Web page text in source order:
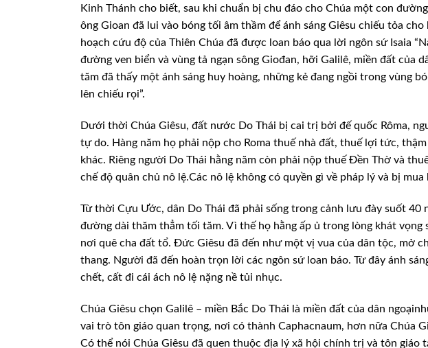
Kinh Thánh cho biết, sau khi chuẩn bị chu đáo cho Chúa một con
ông Gioan đã lui vào bóng tối âm thầm để ánh sáng Giêsu chiếu tỏa
hoạch cứu độ của Thiên Chúa đã được loan báo qua lời ngôn sứ Isaia
đường ven biển và vùng tả ngạn sông Giođan, hỡi Galilê, miền đất của
tăm đã thấy một ánh sáng huy hoàng, những kẻ đang ngồi trong vùng
lên chiếu rọi”.
Dưới thời Chúa Giêsu, đất nước Do Thái bị cai trị bởi đế quốc Rôma,
tự do. Hàng năm họ phải nộp cho Roma thuế nhà đất, thuế lợi tức,
khác. Riêng người Do Thái hằng năm còn phải nộp thuế Đền Thờ và
chế độ quân chủ nô lệ.Các nô lệ không có quyền gì về pháp lý và bị
Từ thời Cựu Ước, dân Do Thái đã phải sống trong cảnh lưu đày suốt 40
đường dài thăm thẳm tối tăm. Vì thế họ hằng ấp ủ trong lòng khát vọng
nơi quê cha đất tổ. Đức Giêsu đã đến như một vị vua của dân tộc, mở
thang. Người đã đến hoàn trọn lời các ngôn sứ loan báo. Từ đây ánh
chết, cất đi cái ách nô lệ nặng nề tủi nhục.
Chúa Giêsu chọn Galilê – miền Bắc Do Thái là miền đất của dân
vai trò tôn giáo quan trọng, nơi có thành Caphacnaum, hơn nữa Chúa
Có thể nói Chúa Giêsu đã quen thuộc địa lý xã hội chính trị và tôn giáo